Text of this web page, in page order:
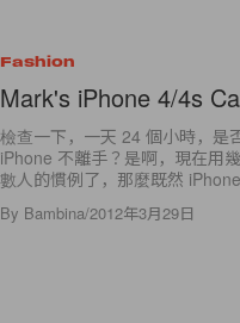
Fashion
Mark's iPhone 4/4s
檢查一下，一天 24 個小時，是
iPhone 不離手？是啊，現在用
數人的慣例了，那麼既然 iPhone
By Bambina/2012年3月29日